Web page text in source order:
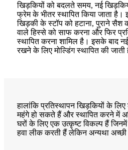
खिड़कियों को बदलते समय, नई
फ्रेम के भीतर स्थापित किया जाता है।
खिड़की के स्टॉप को हटाना, पुराने सैश
वाले हिस्से को साफ करना और फिर
स्थापित करना शामिल है। इसके बाद
रखने के लिए मोल्डिंग स्थापित की जाती
हालांकि प्रतिस्थापन खिड़कियों के
महंगे हो सकते हैं और स्थापित करने में
घरों के लिए एक उत्कृष्ट विकल्प हैं
हवा लीक करती हैं लेकिन अन्यथा अच्छी